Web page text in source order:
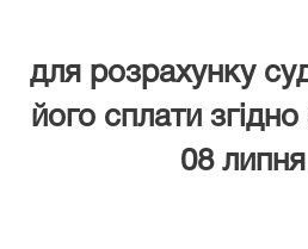
для розрахунку
його сплати згідно
08